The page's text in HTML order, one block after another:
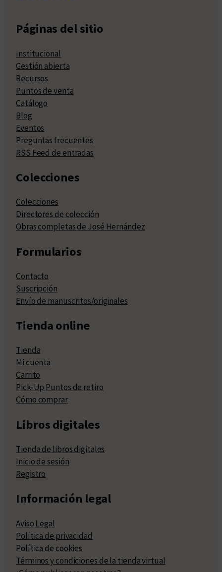
Páginas del sitio
Institucional
Gestión abierta
Recursos
Puntos de venta
Catálogo
Blog
Eventos
Preguntas frecuentes
RSS Feed de entradas
Colecciones
Colecciones
Directores de colección
Obras completas de José Hernández
Formularios
Contacto
Suscripción
Envío de manuscritos/originales
Tienda online
Tienda
Mi cuenta
Carrito
Pick-Up Puntos de retiro
Cómo comprar
Libros digitales
Tienda de libros digitales
Inicio de sesión
Registro
Información legal
Aviso Legal
Política de privacidad
Política de cookies
Términos y condiciones de la tienda virtual